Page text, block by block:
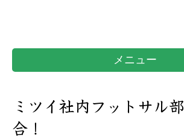
メニュー
ミツイ社内フットサル部
合！